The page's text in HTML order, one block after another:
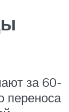
за 60-
переноса